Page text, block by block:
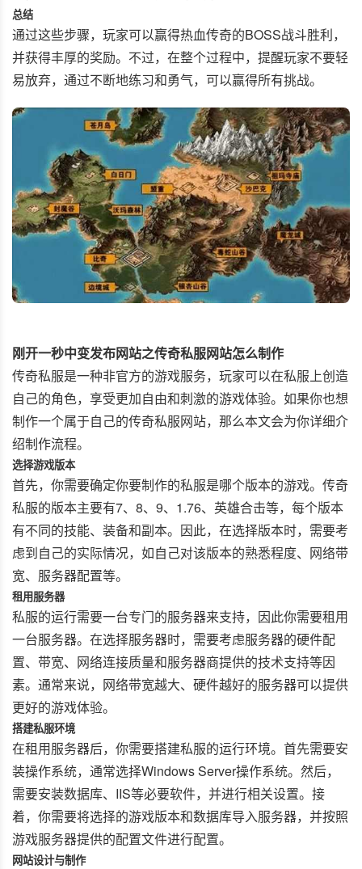
总结
通过这些步骤，玩家可以赢得热血传奇的BOSS战斗胜利，
并获得丰厚的奖励。不过，在整个过程中，提醒玩家不要轻
易放弃，通过不断地练习和勇气，可以赢得所有挑战。
刚开一秒中变发布网站之传奇私服网站怎么制作
传奇私服是一种非官方的游戏服务，玩家可以在私服上创造
自己的角色，享受更加自由和刺激的游戏体验。如果你也想
制作一个属于自己的传奇私服网站，那么本文会为你详细介
绍制作流程。
选择游戏版本
首先，你需要确定你要制作的私服是哪个版本的游戏。传奇
私服的版本主要有7、8、9、1.76、英雄合击等，每个版本
有不同的技能、装备和副本。因此，在选择版本时，需要考
虑到自己的实际情况，如自己对该版本的熟悉程度、网络带
宽、服务器配置等。
租用服务器
私服的运行需要一台专门的服务器来支持，因此你需要租用
一台服务器。在选择服务器时，需要考虑服务器的硬件配
置、带宽、网络连接质量和服务器商提供的技术支持等因
素。通常来说，网络带宽越大、硬件越好的服务器可以提供
更好的游戏体验。
搭建私服环境
在租用服务器后，你需要搭建私服的运行环境。首先需要安
装操作系统，通常选择Windows Server操作系统。然后，
需要安装数据库、IIS等必要软件，并进行相关设置。接
着，你需要将选择的游戏版本和数据库导入服务器，并按照
游戏服务器提供的配置文件进行配置。
网站设计与制作